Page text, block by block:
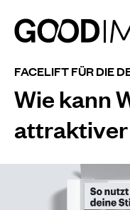
FACELIFT FÜR DIE
Wie kann